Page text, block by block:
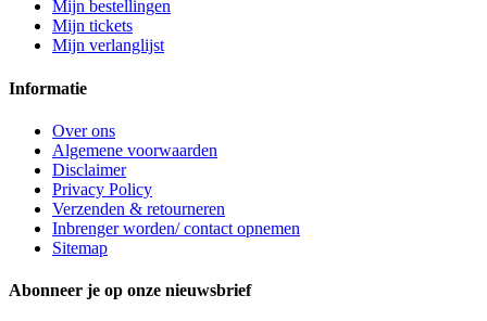
Mijn bestellingen
Mijn tickets
Mijn verlanglijst
Informatie
Over ons
Algemene voorwaarden
Disclaimer
Privacy Policy
Verzenden & retourneren
Inbrenger worden/ contact opnemen
Sitemap
Abonneer je op onze nieuwsbrief